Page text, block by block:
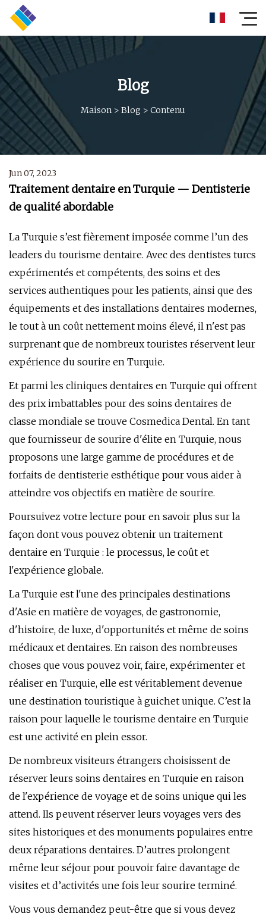
Blog
Maison > Blog > Contenu
Jun 07, 2023
Traitement dentaire en Turquie — Dentisterie
de qualité abordable
La Turquie s’est fièrement imposée comme l’un des
leaders du tourisme dentaire. Avec des dentistes turcs
expérimentés et compétents, des soins et des
services authentiques pour les patients, ainsi que des
équipements et des installations dentaires modernes,
le tout à un coût nettement moins élevé, il n'est pas
surprenant que de nombreux touristes réservent leur
expérience du sourire en Turquie.
Et parmi les cliniques dentaires en Turquie qui offrent
des prix imbattables pour des soins dentaires de
classe mondiale se trouve Cosmedica Dental. En tant
que fournisseur de sourire d'élite en Turquie, nous
proposons une large gamme de procédures et de
forfaits de dentisterie esthétique pour vous aider à
atteindre vos objectifs en matière de sourire.
Poursuivez votre lecture pour en savoir plus sur la
façon dont vous pouvez obtenir un traitement
dentaire en Turquie : le processus, le coût et
l'expérience globale.
La Turquie est l'une des principales destinations
d'Asie en matière de voyages, de gastronomie,
d'histoire, de luxe, d'opportunités et même de soins
médicaux et dentaires. En raison des nombreuses
choses que vous pouvez voir, faire, expérimenter et
réaliser en Turquie, elle est véritablement devenue
une destination touristique à guichet unique. C’est la
raison pour laquelle le tourisme dentaire en Turquie
est une activité en plein essor.
De nombreux visiteurs étrangers choisissent de
réserver leurs soins dentaires en Turquie en raison
de l'expérience de voyage et de soins unique qui les
attend. Ils peuvent réserver leurs voyages vers des
sites historiques et des monuments populaires entre
deux réparations dentaires. D’autres prolongent
même leur séjour pour pouvoir faire davantage de
visites et d’activités une fois leur sourire terminé.
Vous vous demandez peut-être que si vous devez